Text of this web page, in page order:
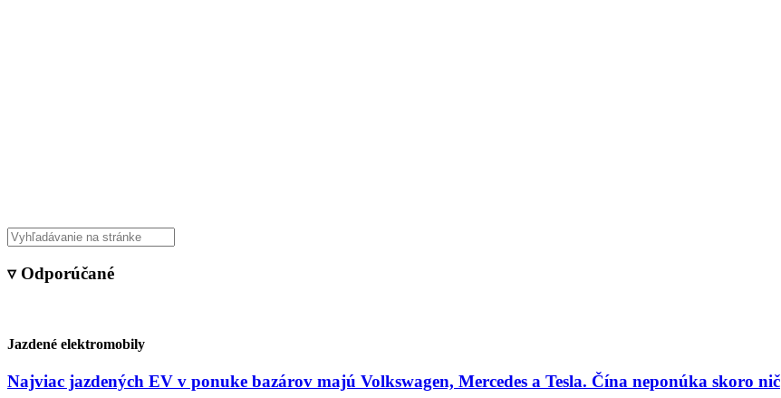
▿ Odporúčané
Jazdené elektromobily
Najviac jazdených EV v ponuke bazárov majú Volkswagen, Mercedes a Tesla. Čína neponúka skoro nič